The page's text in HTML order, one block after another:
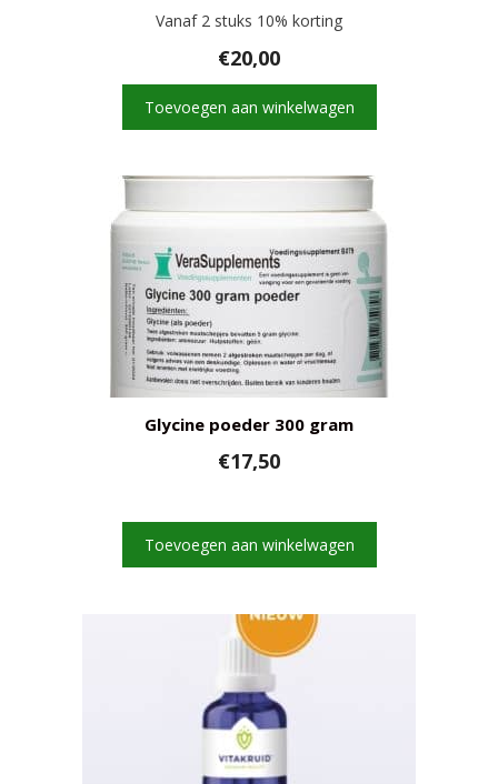
Vanaf 2 stuks 10% korting
€20,00
Toevoegen aan winkelwagen
Glycine poeder 300 gram
€17,50
Toevoegen aan winkelwagen